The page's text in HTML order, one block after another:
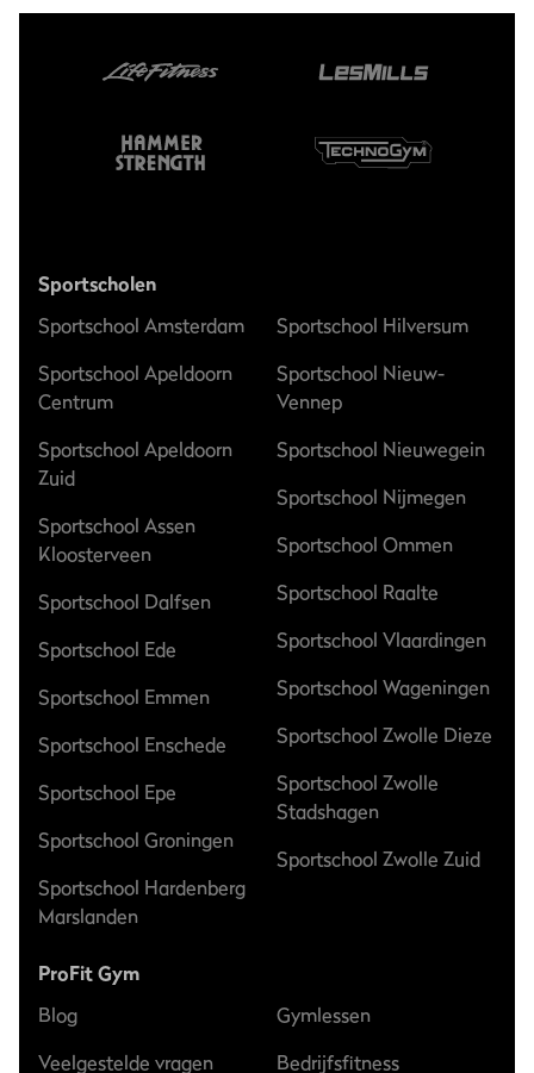
Sportscholen
Sportschool Amsterdam
Sportschool Apeldoorn
Centrum
Sportschool Apeldoorn
Zuid
Sportschool Assen
Kloosterveen
Sportschool Dalfsen
Sportschool Ede
Sportschool Emmen
Sportschool Enschede
Sportschool Epe
Sportschool Groningen
Sportschool Hardenberg
Marslanden
Sportschool Hilversum
Sportschool Nieuw-
Vennep
Sportschool Nieuwegein
Sportschool Nijmegen
Sportschool Ommen
Sportschool Raalte
Sportschool Vlaardingen
Sportschool Wageningen
Sportschool Zwolle Dieze
Sportschool Zwolle
Stadshagen
Sportschool Zwolle Zuid
ProFit Gym
Blog
Veelgestelde vragen
Gymlessen
Bedrijfsfitness